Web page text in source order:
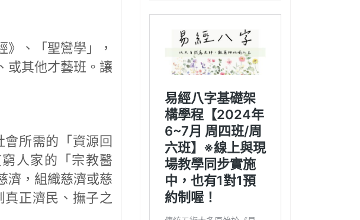
、「聖鸞學」，
或其他才藝班。讓
所需的「資源回
人家的「宗教醫
濟，組織慈濟或慈
正濟民、撫子之